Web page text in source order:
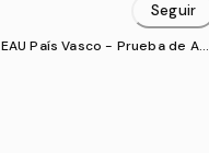
Seguir
EAU País Vasco - Prueba de Acc